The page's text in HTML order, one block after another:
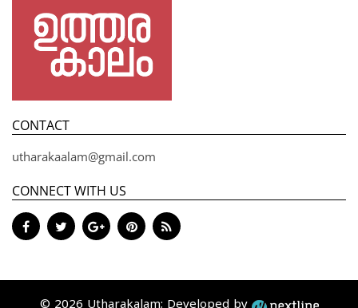
CONTACT
utharakaalam@gmail.com
CONNECT WITH US
© 2026 Utharakalam; Developed by